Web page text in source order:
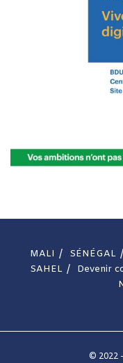
MALI SÉNÉGAL
SAHEL
Devenir
© 2022